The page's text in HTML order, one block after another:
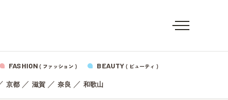
FASHION ( ファッション ) BEAUTY ( ビューティ )
京都／ 滋賀／ 奈良 ／ 和歌山